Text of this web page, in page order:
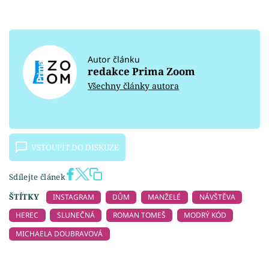
Autor článku
redakce Prima Zoom
Všechny články autora
VSTOUPIT DO DISKUZE
Sdílejte článek
ŠTÍTKY
INSTAGRAM DŮM MANŽELÉ
NÁVŠTĚVA
HEREC
SLUNEČNÁ ROMAN TOMEŠ
MODRÝ KÓD
MICHAELA DOUBRAVOVÁ